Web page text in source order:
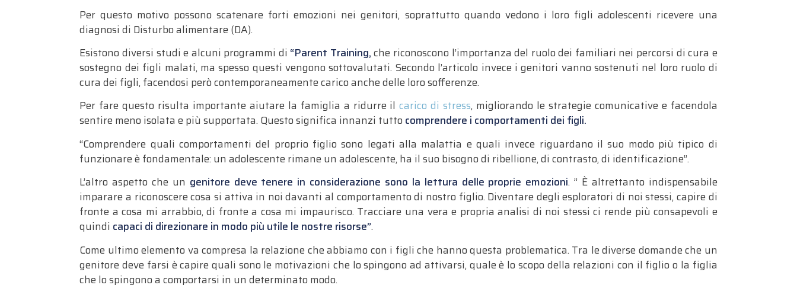
Per questo motivo possono scatenare forti emozioni nei genitori, soprattutto quando vedono i loro figli adolescenti ricevere una
diagnosi di Disturbo alimentare (DA).
Esistono diversi studi e alcuni programmi di “Parent Training,che riconoscono l’importanza del ruolo dei familiari nei percorsi di cura e
sostegno dei figli malati, ma spesso questi vengono sottovalutati. Secondo l’articolo invece i genitori vanno sostenuti nel loro ruolo di
cura dei figli, facendosi però contemporaneamente carico anche delle loro sofferenze.
Per fare questo risulta importante aiutare la famiglia a ridurre ilcarico di stress, migliorando le strategie comunicative e facendola
sentire meno isolata e più supportata. Questo significa innanzi tutto comprendere i comportamenti dei figli.
“Comprendere quali comportamenti del proprio figlio sono legati alla malattia e quali invece riguardano il suo modo più tipico di
funzionare è fondamentale: un adolescente rimane un adolescente, ha il suo bisogno di ribellione, di contrasto, di identificazione”.
L’altro aspetto che un genitore deve tenere in considerazione sono la lettura delle proprie emozioni. ” È altrettanto indispensabile
imparare a riconoscere cosa si attiva in noi davanti al comportamento di nostro figlio. Diventare degli esploratori di noi stessi, capire di
fronte a cosa mi arrabbio, di fronte a cosa mi impaurisco. Tracciare una vera e propria analisi di noi stessi ci rende più consapevoli e
quindi capaci di direzionare in modo più utile le nostre risorse”.
Come ultimo elemento va compresa la relazione che abbiamo con i figli che hanno questa problematica. Tra le diverse domande che un
genitore deve farsi è capire quali sono le motivazioni che lo spingono ad attivarsi, quale è lo scopo della relazioni con il figlio o la figlia
che lo spingono a comportarsi in un determinato modo.